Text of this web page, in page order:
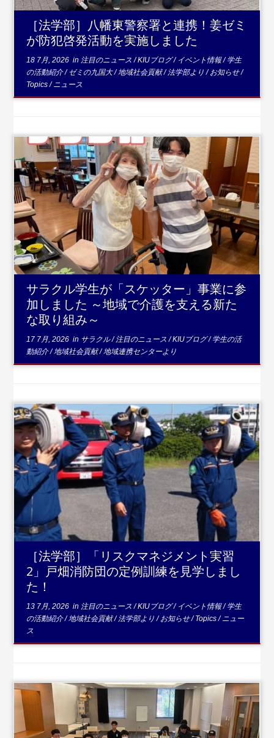
［法学部］八幡東警察署と連携！姜ゼミ
が防犯啓発活動を実施しました
18 7月, 2026 in 注目のニュース/KIUブログ/ イベント情報/学生
の活動紹介/ゼミの九国大/地域社会貢献/法学部より/お知らせ/
Topics/ニュース
...続きを読む
サラクル学生が「スケッター」事業に参
加しました ～地域で介護を支える新た
な取り組み～
17 7月, 2026 in サラクル/注目のニュース/KIUブログ/学生の活
動紹介/地域社会貢献/地域連携センターより
...続きを読む
［法学部］「リスクマネジメント実習
2」戸畑消防団の定例訓練を見学しまし
た！
13 7月, 2026 in 注目のニュース/KIUブログ/ イベント情報/学生
の活動紹介/地域社会貢献/法学部より/お知らせ/Topics/ニュー
ス